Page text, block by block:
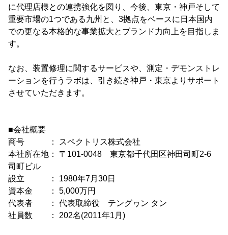
に代理店様との連携強化を図り、今後、東京・神戸そして
重要市場の1つである九州と、3拠点をベースに日本国内
での更なる本格的な事業拡大とブランド力向上を目指しま
す。
なお、装置修理に関するサービスや、測定・デモンストレ
ーションを行うラボは、引き続き神戸・東京よりサポート
させていただきます。
■会社概要
商号 ： スペクトリス株式会社
本社所在地： 〒101-0048 東京都千代田区神田司町2-6
司町ビル
設立 ： 1980年7月30日
資本金 ： 5,000万円
代表者 ： 代表取締役 テングヮン タン
社員数 ： 202名(2011年1月)